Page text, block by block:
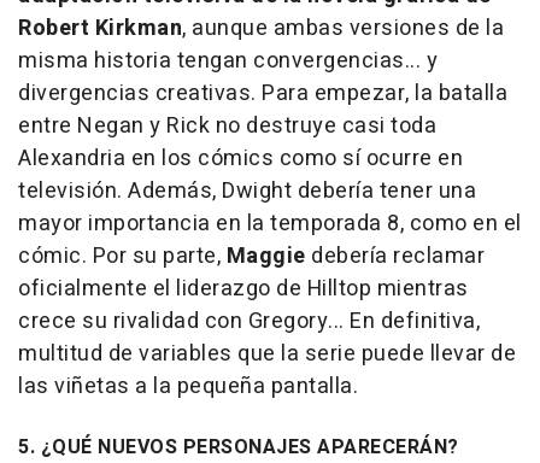
Robert Kirkman, aunque ambas versiones de la
misma historia tengan convergencias... y
divergencias creativas. Para empezar, la batalla
entre Negan y Rick no destruye casi toda
Alexandria en los cómics como sí ocurre en
televisión. Además, Dwight debería tener una
mayor importancia en la temporada 8, como en el
cómic. Por su parte, Maggie debería reclamar
oficialmente el liderazgo de Hilltop mientras
crece su rivalidad con Gregory... En definitiva,
multitud de variables que la serie puede llevar de
las viñetas a la pequeña pantalla.
5. ¿QUÉ NUEVOS PERSONAJES APARECERÁN?